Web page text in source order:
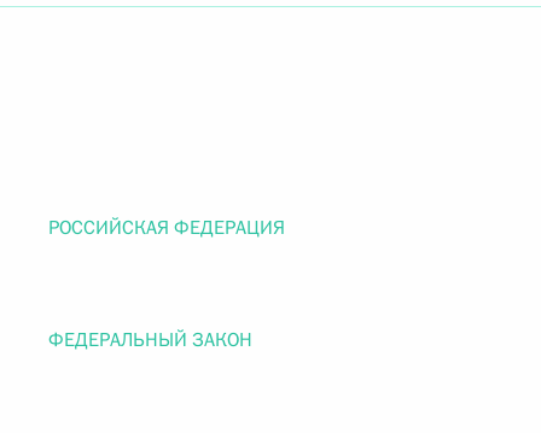
РОССИЙСКАЯ ФЕДЕРАЦИЯ
ФЕДЕРАЛЬНЫЙ ЗАКОН